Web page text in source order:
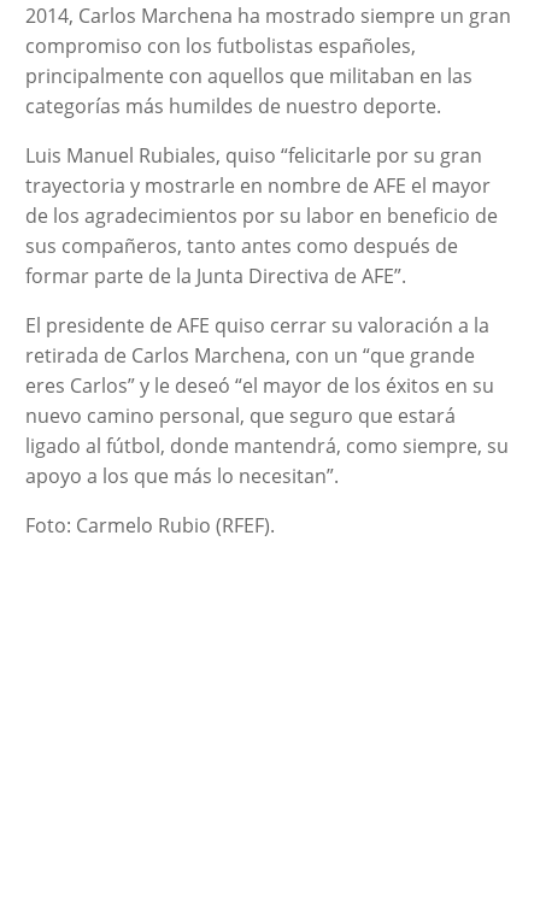
2014, Carlos Marchena ha mostrado siempre un gran
compromiso con los futbolistas españoles,
principalmente con aquellos que militaban en las
categorías más humildes de nuestro deporte.
Luis Manuel Rubiales, quiso “felicitarle por su gran
trayectoria y mostrarle en nombre de AFE el mayor
de los agradecimientos por su labor en beneficio de
sus compañeros, tanto antes como después de
formar parte de la Junta Directiva de AFE”.
El presidente de AFE quiso cerrar su valoración a la
retirada de Carlos Marchena, con un “que grande
eres Carlos” y le deseó “el mayor de los éxitos en su
nuevo camino personal, que seguro que estará
ligado al fútbol, donde mantendrá, como siempre, su
apoyo a los que más lo necesitan”.
Foto: Carmelo Rubio (RFEF).